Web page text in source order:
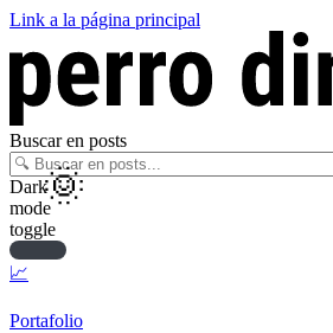
Link a la página principal
Buscar en posts
Dark
mode
toggle
📈
Portafolio